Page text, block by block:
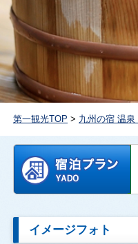
第一観光TOP > 九州の宿 温泉
イメージフォト